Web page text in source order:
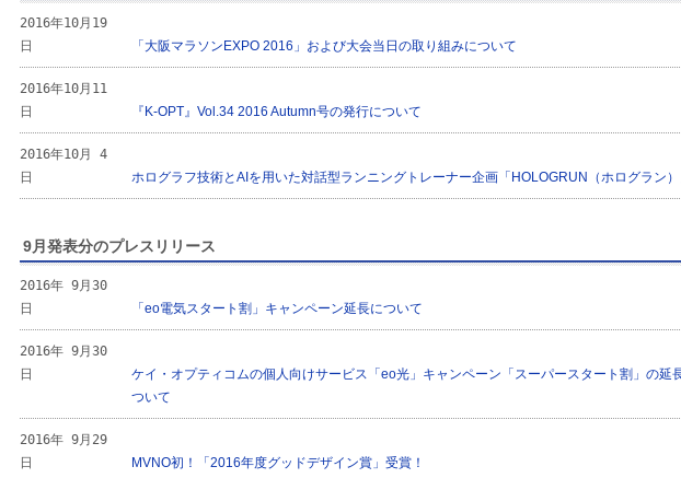
2016年10月19
日
「大阪マラソンEXPO 2016」および大会当日の取り組みについて
2016年10月11
日
『K-OPT』Vol.34 2016 Autumn号の発行について
2016年10月 4
日
ホログラフ技術とAIを用いた対話型ランニングトレーナー企画「HOLOGRUN（ホログラン）
9月発表分のプレスリリース
2016年 9月30
日
「eo電気スタート割」キャンペーン延長について
2016年 9月30
日
ケイ・オプティコムの個人向けサービス「eo光」キャンペーン「スーパースタート割」の延
ついて
2016年 9月29
日
MVNO初！「2016年度グッドデザイン賞」受賞！